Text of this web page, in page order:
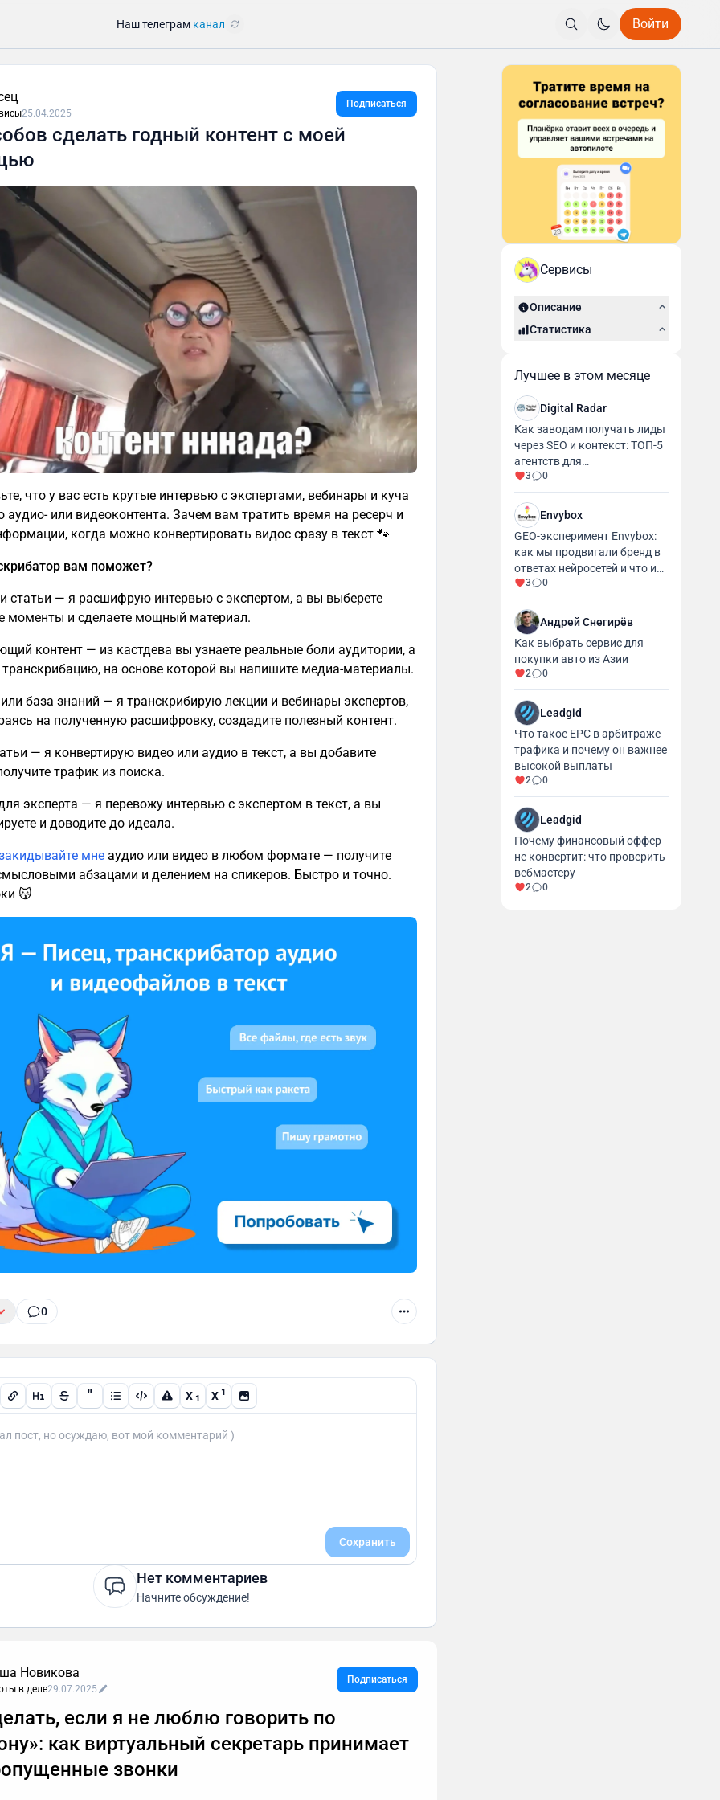
Наш телеграм канал Войти
25.04.2025
Подписаться
сделать годный контент с моей
что у вас есть крутые интервью с экспертами, вебинары и куча
аудио- или видеоконтента. Зачем вам тратить время на ресерч и
когда можно конвертировать видос сразу в текст 🐾
вам поможет?
статьи — я расшифрую интервью с экспертом, а вы выберете
моменты и сделаете мощный материал.
контент — из кастдева вы узнаете реальные боли аудитории, а
на основе которой вы напишите медиа-материалы.
база знаний — я транскрибирую лекции и вебинары экспертов,
на полученную расшифровку, создадите полезный контент.
— я конвертирую видео или аудио в текст, а вы добавите
трафик из поиска.
эксперта — я перевожу интервью с экспертом в текст, а вы
и доводите до идеала.
мне аудио или видео в любом формате — получите
абзацами и делением на спикеров. Быстро и точно.
😽
0
" X 1 X 1
Сохранить
Нет комментариев
Начните обсуждение!
Новикова
в деле29.07.2025
Подписаться
если я не люблю говорить по
как виртуальный секретарь принимает
звонки
Сервисы
Описание
Статистика
Лучшее в этом месяце
Digital Radar
Как заводам получать лиды
через SEO и контекст: ТОП-5
агентств для
промышленности и
производства
3 0
Envybox
GEO-эксперимент Envybox:
как мы продвигали бренд в
ответах нейросетей и что из
этого вышло
3 0
Андрей Снегирёв
Как выбрать сервис для
покупки авто из Азии
2 0
Leadgid
Что такое EPC в арбитраже
трафика и почему он важнее
высокой выплаты
2 0
Leadgid
Почему финансовый оффер
не конвертит: что проверить
вебмастеру
2 0